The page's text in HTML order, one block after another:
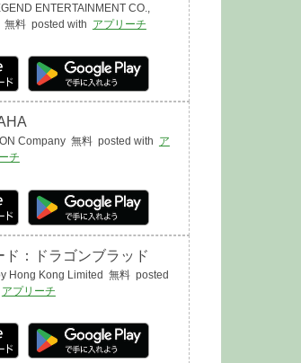
ENTERTAINMENT CO.,
無料 posted with アプリーチ
Company 無料 posted with ア
チ
ド：ドラゴンブラッド
Hong Kong Limited 無料 posted
アプリーチ